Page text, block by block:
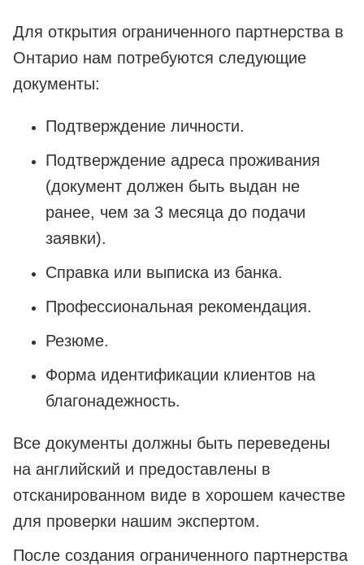
Для открытия ограниченного партнерства в
Онтарио нам потребуются следующие
документы:
Подтверждение личности.
Подтверждение адреса проживания
(документ должен быть выдан не
ранее, чем за 3 месяца до подачи
заявки).
Справка или выписка из банка.
Профессиональная рекомендация.
Резюме.
Форма идентификации клиентов на
благонадежность.
Все документы должны быть переведены
на английский и предоставлены в
отсканированном виде в хорошем качестве
для проверки нашим экспертом.
После создания ограниченного партнерства